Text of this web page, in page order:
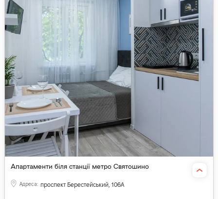
Апартаменти біля станції метро Святошино
Адреса: проспект Берестейський, 106А